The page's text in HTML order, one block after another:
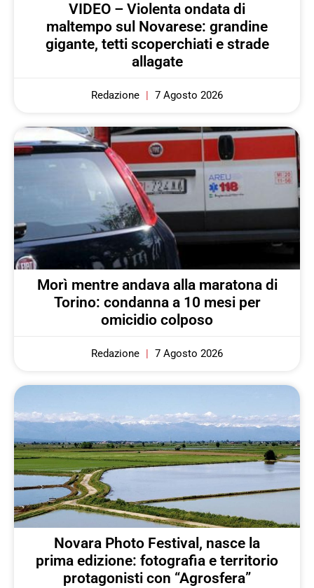
VIDEO – Violenta ondata di
maltempo sul Novarese: grandine
gigante, tetti scoperchiati e strade
allagate
Redazione 7 Agosto 2026
Morì mentre andava alla maratona di
Torino: condanna a 10 mesi per
omicidio colposo
Redazione 7 Agosto 2026
Novara Photo Festival, nasce la
prima edizione: fotografia e territorio
protagonisti con “Agrosfera”